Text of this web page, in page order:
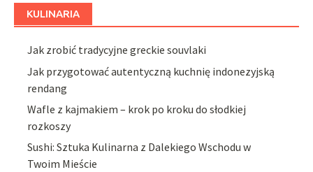
KULINARIA
Jak zrobić tradycyjne greckie souvlaki
Jak przygotować autentyczną kuchnię indonezyjską
rendang
Wafle z kajmakiem – krok po kroku do słodkiej
rozkoszy
Sushi: Sztuka Kulinarna z Dalekiego Wschodu w
Twoim Mieście